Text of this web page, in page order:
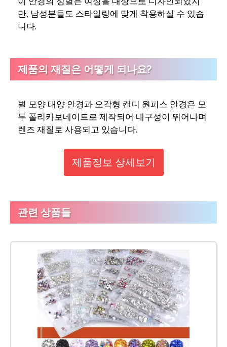
만, 남성분들도 스타일링에 맞게 착용하실 수 있습
니다.
제품의 재질은 어떻게 되나요?
별 모양 태양 안경과 오각형 캔디 원피스 안경은 모
두 폴리카보네이트로 제작되어 내구성이 뛰어나며
렌즈 재질로 사용되고 있습니다.
제품정보 상세보기
관련 상품들